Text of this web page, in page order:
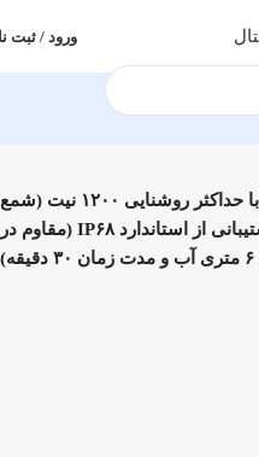
ورود / ثبت
صفحه‌نمایش با‌کیفیت صفحه‌نمایش با حداکثر روشنایی ۱۲۰۰ نیت (شمع
در متر مربع) پردازنده قدرتمند پشتیبانی از استاندارد IP۶۸ (مقاوم در